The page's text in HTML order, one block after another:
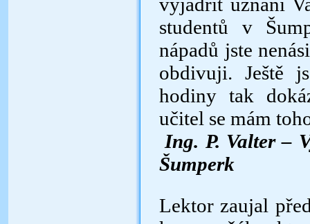
studentů v
nápadů jste
obdivuji. Ještě
hodiny tak
učitel se mám
Ing. P. Valter –
Šumperk
Lektor zaujal